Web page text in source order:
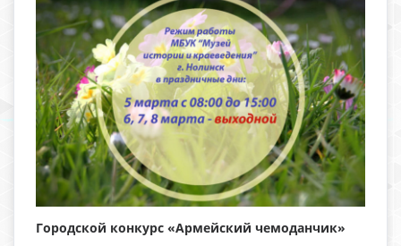
Городской конкурс «Армейский чемоданчик»